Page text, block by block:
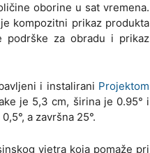
oborine u sat vremena.
kompozitni prikaz produkta
podrške za obradu i prikaz
i instalirani Projektom
je 5,3 cm, širina je 0.95° i
a završna 25°.
vjetra koja pomaže pri